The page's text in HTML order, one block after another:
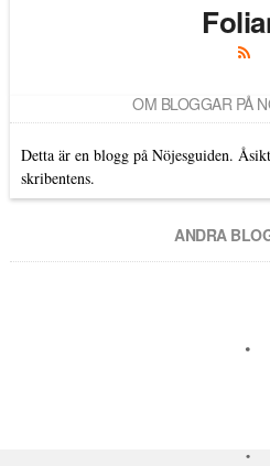
OM BLOGGAR PÅ
Detta är en blogg på Nöjesguiden.
skribentens.
ANDRA